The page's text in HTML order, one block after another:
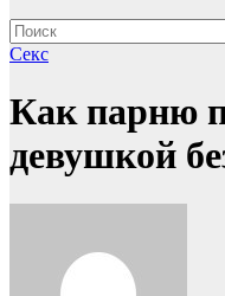
Секс
Как парню
девушкой